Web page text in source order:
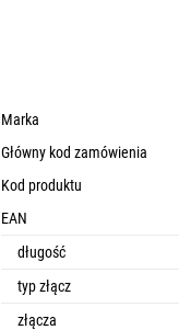
Marka
Główny kod zamówienia
Kod produktu
EAN
długość
typ złącz
złącza